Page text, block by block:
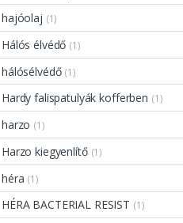
hajóolaj (1)
Hálós élvédő (1)
hálósélvédő (1)
Hardy falispatulyák kofferben (1)
harzo (1)
Harzo kiegyenlítő (1)
héra (1)
HÉRA BACTERIAL RESIST (1)